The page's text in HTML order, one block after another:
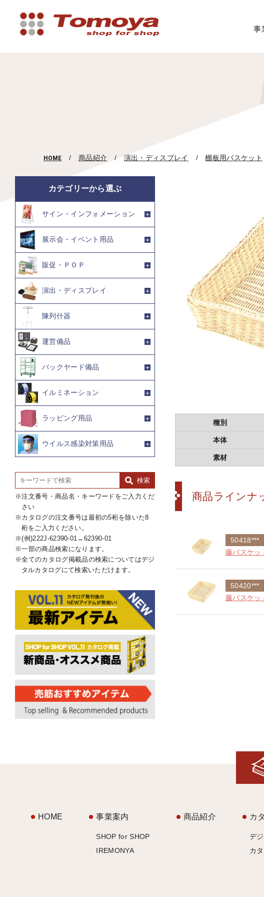
事
HOME 商品紹介 演出・ディスプレイ 棚板用バスケット
種別
本体
素材
商品ラインナ
50418***
藤バスケッ
50420***
藤バスケッ
カテゴリーから選ぶ
サイン・インフォメーション
展示会・イベント用品
販促・ＰＯＰ
演出・ディスプレイ
陳列什器
運営備品
バックヤード備品
イルミネーション
ラッピング用品
ウイルス感染対策用品
注文番号・商品名・キーワードをご入力くだ
さい
カタログの注文番号は最初の5桁を除いた8
桁をご入力ください。
(例)222J-62390-01→62390-01
一部の商品検索になります。
全てのカタログ掲載品の検索についてはデジ
タルカタログにて検索いただけます。
HOME 事業案内
SHOP for SHOP
IREMONYA
商品紹介 カ
デ
カ